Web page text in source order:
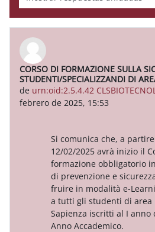
CORSO DI FORMAZIONE SULLA
STUDENTI/SPECIALIZZANDI DI
de urn:oid:2.5.4.42
febrero de 2025, 15:53
Número de respuestas: 0
Si comunica che, a
12/02/2025 avrà inizio il
formazione obbligatorio
di prevenzione e
fruire in modalità e-
a tutti gli studenti di area
Sapienza iscritti al I anno
Anno Accademico.